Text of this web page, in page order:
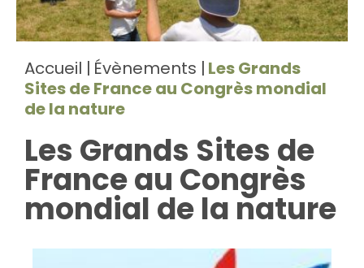
Accueil Évènements Les Grands
Sites de France au Congrès mondial
de la nature
Les Grands Sites de
France au Congrès
mondial de la nature